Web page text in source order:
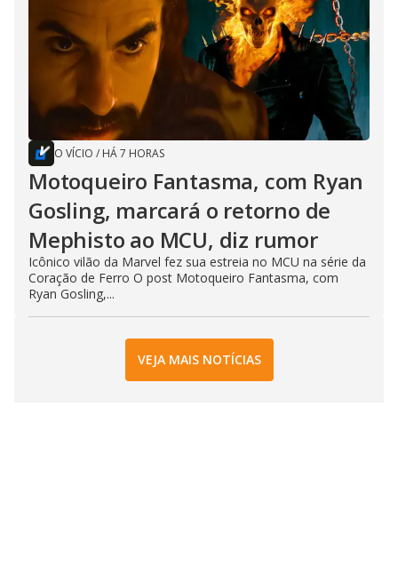
O VÍCIO / HÁ 7 HORAS
Motoqueiro Fantasma, com Ryan
Gosling, marcará o retorno de
Mephisto ao MCU, diz rumor
Icônico vilão da Marvel fez sua estreia no MCU na série da
Coração de Ferro O post Motoqueiro Fantasma, com
Ryan Gosling,...
VEJA MAIS NOTÍCIAS